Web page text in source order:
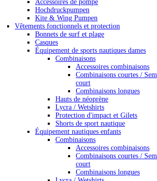
Accessoires de pompe
Hochdruckpumpen
Kite & Wing Pumpen
Vêtements fonctionnels et protection
Bonnets de surf et plage
Casques
Équipement de sports nautiques dames
Combinaisons
Accessoires combinaisons
Combinaisons courtes /
court
Combinaisons longues
Hauts de néoprène
Lycra / Wetshirts
Protection d'impact et Gilets
Shorts de sport nautique
Équipement nautiques enfants
Combinaisons
Accessoires combinaisons
Combinaisons courtes /
court
Combinaisons longues